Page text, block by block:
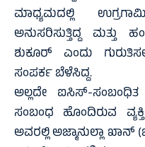
ಮಾಧ್ಯಮದಲ್ಲಿ
ಅನುಸರಿಸುತ್ತಿದ್ದ
ಶುಕೂರ್ ಎಂದು
ಸಂಪರ್ಕ ಬೆಳೆಸಿದ್ದ.
ಅಲ್ಲದೇ ಐಸಿಸ್-
ಸಂಬಂಧ ಹೊಂದಿರುವ
ಅವರಲ್ಲಿ ಅಜ್ಮಾನುಲ್ಲಾ